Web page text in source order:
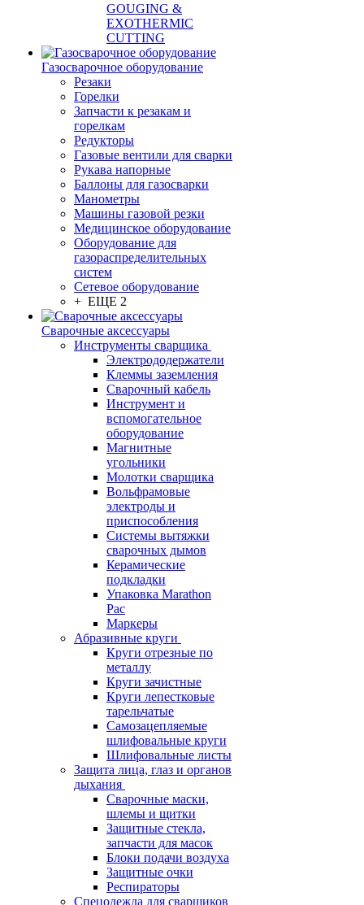
GOUGING &
EXOTHERMIC
CUTTING
Газосварочное оборудование
Резаки
Горелки
Запчасти к резакам и
горелкам
Редукторы
Газовые вентили для сварки
Рукава напорные
Баллоны для газосварки
Манометры
Машины газовой резки
Медицинское оборудование
Оборудование для
газораспределительных
систем
Сетевое оборудование
+ ЕЩЕ 2
Сварочные аксессуары
Инструменты сварщика
Электрододержатели
Клеммы заземления
Сварочный кабель
Инструмент и
вспомогательное
оборудование
Магнитные
угольники
Молотки сварщика
Вольфрамовые
электроды и
приспособления
Системы вытяжки
сварочных дымов
Керамические
подкладки
Упаковка Marathon
Pac
Маркеры
Абразивные круги
Круги отрезные по
металлу
Круги зачистные
Круги лепестковые
тарельчатые
Самозацепляемые
шлифовальные круги
Шлифовальные листы
Защита лица, глаз и органов
дыхания
Сварочные маски,
шлемы и щитки
Защитные стекла,
запчасти для масок
Блоки подачи воздуха
Защитные очки
Респираторы
Спецодежда для сварщиков